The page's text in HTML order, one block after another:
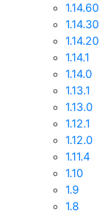
1.14.60
1.14.30
1.14.20
1.14.1
1.14.0
1.13.1
1.13.0
1.12.1
1.12.0
1.11.4
1.10
1.9
1.8